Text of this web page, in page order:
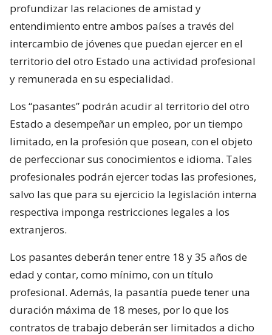
profundizar las relaciones de amistad y
entendimiento entre ambos países a través del
intercambio de jóvenes que puedan ejercer en el
territorio del otro Estado una actividad profesional
y remunerada en su especialidad.
Los “pasantes” podrán acudir al territorio del otro
Estado a desempeñar un empleo, por un tiempo
limitado, en la profesión que posean, con el objeto
de perfeccionar sus conocimientos e idioma. Tales
profesionales podrán ejercer todas las profesiones,
salvo las que para su ejercicio la legislación interna
respectiva imponga restricciones legales a los
extranjeros.
Los pasantes deberán tener entre 18 y 35 años de
edad y contar, como mínimo, con un título
profesional. Además, la pasantía puede tener una
duración máxima de 18 meses, por lo que los
contratos de trabajo deberán ser limitados a dicho